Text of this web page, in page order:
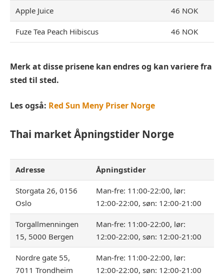
Apple Juice 46 NOK
Fuze Tea Peach Hibiscus 46 NOK
Merk at disse prisene kan endres og kan variere fra
sted til sted.
Les også: Red Sun Meny Priser Norge
Thai marketÅpningstider Norge
Adresse Åpningstider
Storgata 26, 0156
Oslo
Man-fre: 11:00-22:00, lør:
12:00-22:00, søn: 12:00-21:00
Torgallmenningen
15, 5000 Bergen
Man-fre: 11:00-22:00, lør:
12:00-22:00, søn: 12:00-21:00
Nordre gate 55,
7011 Trondheim
Man-fre: 11:00-22:00, lør:
12:00-22:00, søn: 12:00-21:00